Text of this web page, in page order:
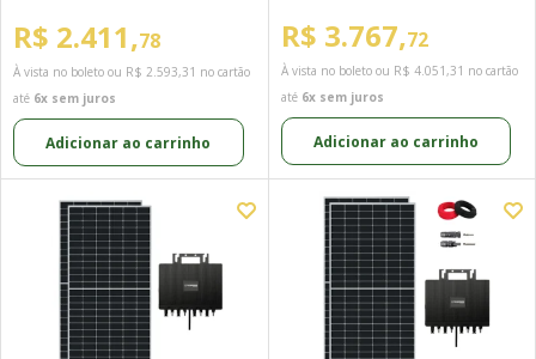
R$ 2.411,78
À vista no boleto ou R$ 2.593,31 no cartão
até 6x sem juros
Adicionar ao carrinho
R$ 3.767,72
À vista no boleto ou R$ 4.051,31 no cartão
até 6x sem juros
Adicionar ao carrinho